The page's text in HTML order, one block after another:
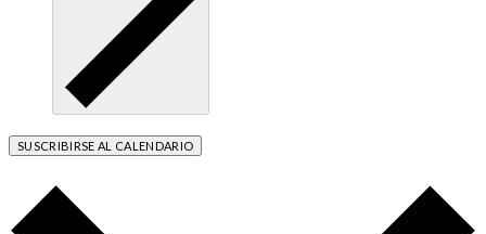
SUSCRIBIRSE AL CALENDARIO